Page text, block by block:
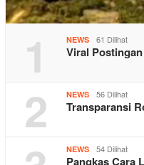
1 NEWS 61 Dilihat
Viral
2 NEWS 56 Dilihat
Transparansi
NEWS 54 Dilihat
Pangkas Cara